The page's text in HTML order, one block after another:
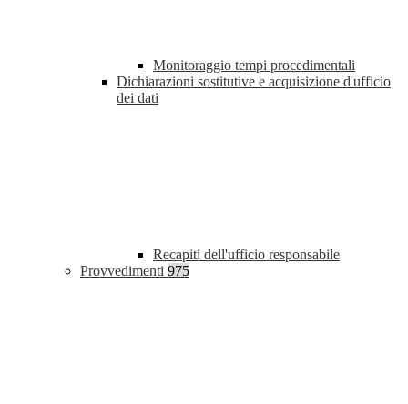
Monitoraggio tempi procedimentali
Dichiarazioni sostitutive e acquisizione d'ufficio
dei dati
Recapiti dell'ufficio responsabile
Provvedimenti 975